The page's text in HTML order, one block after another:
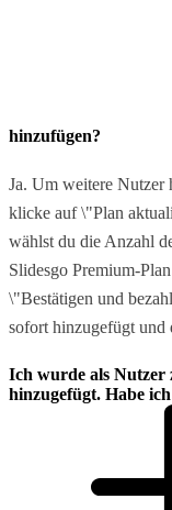
hinzufügen?
Ja. Um weitere
klicke auf \"Plan
wählst du die Anzahl
Slidesgo Premium-
\"Bestätigen und
sofort hinzugefügt und
Ich wurde als Nutzer
hinzugefügt. Habe